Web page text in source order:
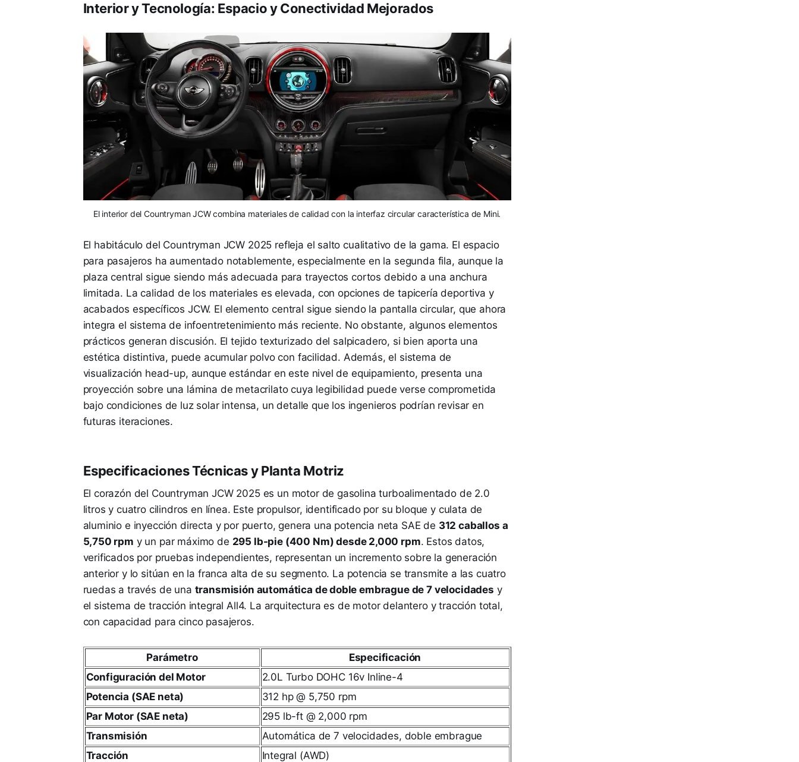
Interior y Tecnología: Espacio y Conectividad Mejorados
El interior del Countryman JCW combina materiales de calidad con la interfaz circular característica de Mini.
El habitáculo del Countryman JCW 2025 refleja el salto cualitativo de la gama. El espacio
para pasajeros ha aumentado notablemente, especialmente en la segunda fila, aunque la
plaza central sigue siendo más adecuada para trayectos cortos debido a una anchura
limitada. La calidad de los materiales es elevada, con opciones de tapicería deportiva y
acabados específicos JCW. El elemento central sigue siendo la pantalla circular, que ahora
integra el sistema de infoentretenimiento más reciente. No obstante, algunos elementos
prácticos generan discusión. El tejido texturizado del salpicadero, si bien aporta una
estética distintiva, puede acumular polvo con facilidad. Además, el sistema de
visualización head-up, aunque estándar en este nivel de equipamiento, presenta una
proyección sobre una lámina de metacrilato cuya legibilidad puede verse comprometida
bajo condiciones de luz solar intensa, un detalle que los ingenieros podrían revisar en
futuras iteraciones.
Especificaciones Técnicas y Planta Motriz
El corazón del Countryman JCW 2025 es un motor de gasolina turboalimentado de 2.0
litros y cuatro cilindros en línea. Este propulsor, identificado por su bloque y culata de
aluminio e inyección directa y por puerto, genera una potencia neta SAE de 312 caballos a
5,750 rpm y un par máximo de 295 lb-pie (400 Nm) desde 2,000 rpm. Estos datos,
verificados por pruebas independientes, representan un incremento sobre la generación
anterior y lo sitúan en la franca alta de su segmento. La potencia se transmite a las cuatro
ruedas a través de una transmisión automática de doble embrague de 7 velocidades y
el sistema de tracción integral All4. La arquitectura es de motor delantero y tracción total,
con capacidad para cinco pasajeros.
Parámetro
Especificación
Configuración del Motor
2.0L Turbo DOHC 16v Inline-4
Potencia (SAE neta)
312 hp @ 5,750 rpm
Par Motor (SAE neta)
295 lb-ft @ 2,000 rpm
Transmisión
Automática de 7 velocidades, doble embrague
Tracción
Integral (AWD)